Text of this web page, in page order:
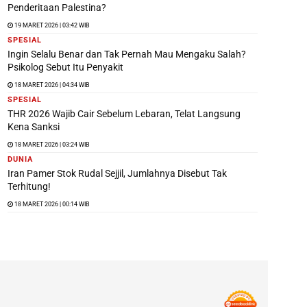
Penderitaan Palestina?
19 MARET 2026 | 03:42 WIB
SPESIAL
Ingin Selalu Benar dan Tak Pernah Mau Mengaku Salah?
Psikolog Sebut Itu Penyakit
18 MARET 2026 | 04:34 WIB
SPESIAL
THR 2026 Wajib Cair Sebelum Lebaran, Telat Langsung
Kena Sanksi
18 MARET 2026 | 03:24 WIB
DUNIA
Iran Pamer Stok Rudal Sejjil, Jumlahnya Disebut Tak
Terhitung!
18 MARET 2026 | 00:14 WIB